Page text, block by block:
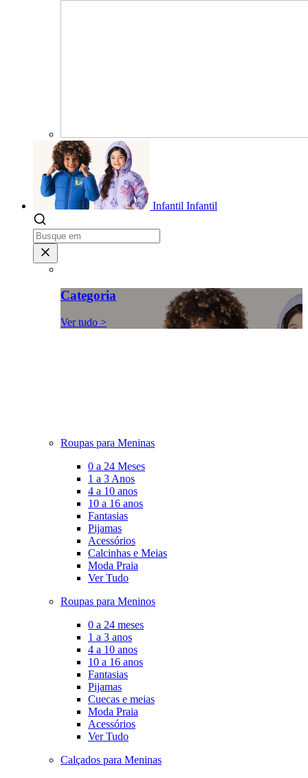
Infantil Infantil
Categoria
Ver tudo >
Roupas para Meninas
0 a 24 Meses
1 a 3 Anos
4 a 10 anos
10 a 16 anos
Fantasias
Pijamas
Acessórios
Calcinhas e Meias
Moda Praia
Ver Tudo
Roupas para Meninos
0 a 24 meses
1 a 3 anos
4 a 10 anos
10 a 16 anos
Fantasias
Pijamas
Cuecas e meias
Moda Praia
Acessórios
Ver Tudo
Calçados para Meninas